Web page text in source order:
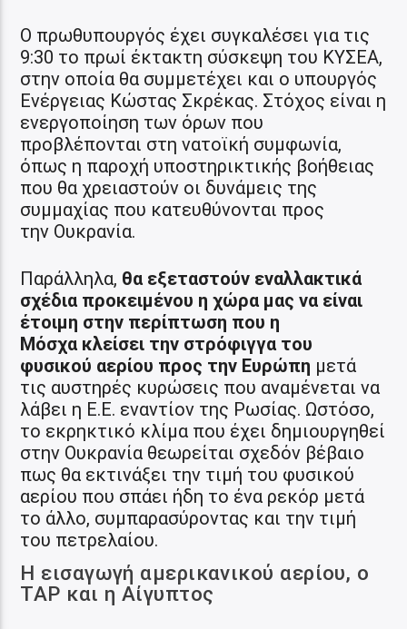
Ο πρωθυπουργός έχει συγκαλέσει για τις
9:30 το πρωί έκτακτη σύσκεψη του ΚΥΣΕΑ,
στην οποία θα συμμετέχει και ο υπουργός
Ενέργειας Κώστας Σκρέκας. Στόχος είναι η
ενεργοποίηση των όρων που
προβλέπονται στη νατοϊκή συμφωνία,
όπως η παροχή υποστηρικτικής βοήθειας
που θα χρειαστούν οι δυνάμεις της
συμμαχίας που κατευθύνονται προς
την Ουκρανία.
Παράλληλα, θα εξεταστούν εναλλακτικά
σχέδια προκειμένου η χώρα μας να είναι
έτοιμη στην περίπτωση που η
Μόσχα κλείσει την στρόφιγγα του
φυσικού αερίου προς την Ευρώπη μετά
τις αυστηρές κυρώσεις που αναμένεται να
λάβει η Ε.Ε. εναντίον της Ρωσίας. Ωστόσο,
το εκρηκτικό κλίμα που έχει δημιουργηθεί
στην Ουκρανία θεωρείται σχεδόν βέβαιο
πως θα εκτινάξει την τιμή του φυσικού
αερίου που σπάει ήδη το ένα ρεκόρ μετά
το άλλο, συμπαρασύροντας και την τιμή
του πετρελαίου.
Η εισαγωγή αμερικανικού αερίου, ο
TAP και η Αίγυπτος